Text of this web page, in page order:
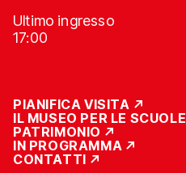
Ultimo ingresso
17:00
PIANIFICA VISITA
IL MUSEO PER LE SCUOLE
PATRIMONIO
IN PROGRAMMA
CONTATTI